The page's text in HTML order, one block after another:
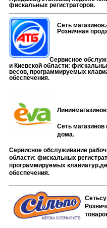
фискальных регистраторов.
Сеть
Розничная
Сервисное
и Киевской области:
весов, программируемых
обеспечения.
Линиямагазинов
Сеть
дома.
Сервисное обслуживание
области: фискальных
программируемых
обеспечения.